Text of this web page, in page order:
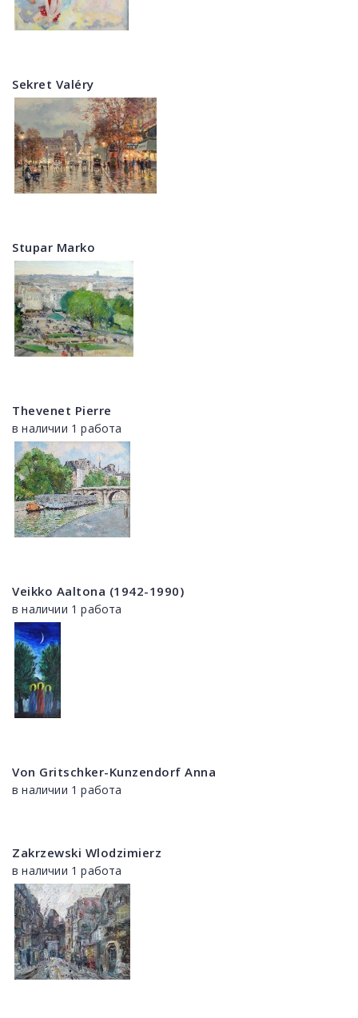
Sekret Valéry
Stupar Marko
Thevenet Pierre
в наличии 1 работа
Veikko Aaltona (1942-1990)
в наличии 1 работа
Von Gritschker-Kunzendorf Anna
в наличии 1 работа
Zakrzewski Wlodzimierz
в наличии 1 работа